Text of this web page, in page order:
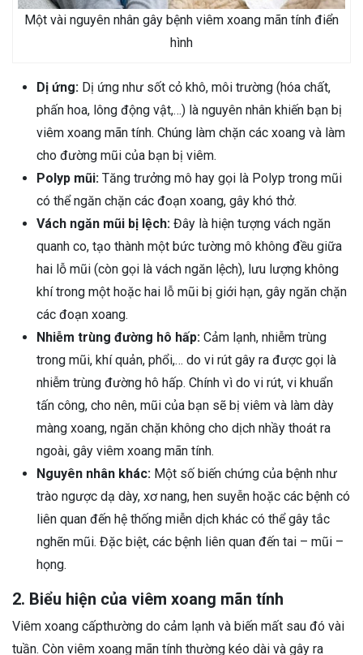
Một vài nguyên nhân gây bệnh viêm xoang mãn tính điển
hình
Dị ứng: Dị ứng như sốt cỏ khô, môi trường (hóa chất,
phấn hoa, lông động vật,…) là nguyên nhân khiến bạn bị
viêm xoang mãn tính. Chúng làm chặn các xoang và làm
cho đường mũi của bạn bị viêm.
Polyp mũi: Tăng trưởng mô hay gọi là Polyp trong mũi
có thể ngăn chặn các đoạn xoang, gây khó thở.
Vách ngăn mũi bị lệch: Đây là hiện tượng vách ngăn
quanh co, tạo thành một bức tường mô không đều giữa
hai lỗ mũi (còn gọi là vách ngăn lệch), lưu lượng không
khí trong một hoặc hai lỗ mũi bị giới hạn, gây ngăn chặn
các đoạn xoang.
Nhiễm trùng đường hô hấp: Cảm lạnh, nhiễm trùng
trong mũi, khí quản, phổi,… do vi rút gây ra được gọi là
nhiễm trùng đường hô hấp. Chính vì do vi rút, vi khuẩn
tấn công, cho nên, mũi của bạn sẽ bị viêm và làm dày
màng xoang, ngăn chặn không cho dịch nhầy thoát ra
ngoài, gây viêm xoang mãn tính.
Nguyên nhân khác: Một số biến chứng của bệnh như
trào ngược dạ dày, xơ nang, hen suyễn hoặc các bệnh có
liên quan đến hệ thống miễn dịch khác có thể gây tắc
nghẽn mũi. Đặc biệt, các bệnh liên quan đến tai – mũi –
họng.
2. Biểu hiện của viêm xoang mãn tính
Viêm xoang cấpthường do cảm lạnh và biến mất sau đó vài
tuần. Còn viêm xoang mãn tính thường kéo dài và gây ra